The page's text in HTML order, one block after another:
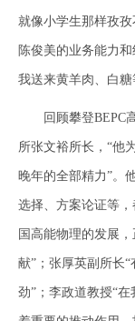
就像小学生那样孜
陈俊美的业务能力
我送来黄羊肉、白糖
回顾攀登BEPC高
所张文裕所长，“他
晚年的全部精力”。
选择、方案论证等
国高能物理的发展
献”；张厚英副所长
劲”；李政道教授“